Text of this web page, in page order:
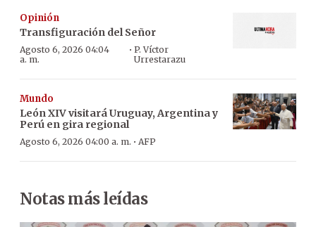
Opinión
Transfiguración del Señor
Agosto 6, 2026 04:04
a. m.
· P. Víctor
Urrestarazu
Mundo
León XIV visitará Uruguay, Argentina y
Perú en gira regional
Agosto 6, 2026 04:00 a. m. · AFP
Notas más leídas